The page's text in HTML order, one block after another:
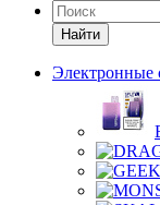
Найти
Электронные